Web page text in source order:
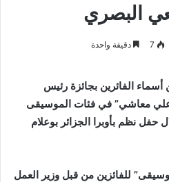
البصري
7 دقيقة واحدة
الفائرين بجائزة رئيس
معاشي” في فئات الموسيقى
نظم بأوبرا الجزائر بوعلام
للفائزين من قبل وزير العمل